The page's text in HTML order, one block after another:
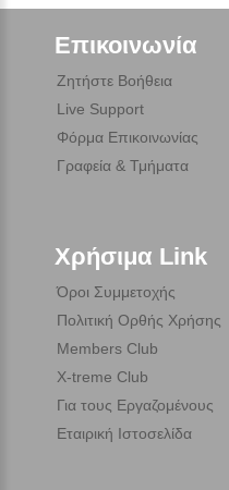
Επικοινωνία
Ζητήστε Βοήθεια
Live Support
Φόρμα Επικοινωνίας
Γραφεία & Τμήματα
Χρήσιμα Link
Όροι Συμμετοχής
Πολιτική Ορθής Χρήσης
Members Club
X-treme Club
Για τους Εργαζομένους
Εταιρική Ιστοσελίδα